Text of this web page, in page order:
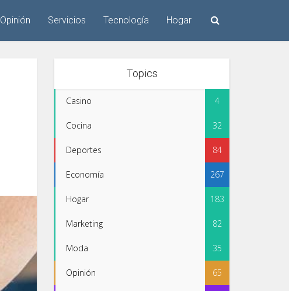
Opinión Servicios Tecnología Hogar
Topics
Casino 4
Cocina 32
Deportes 84
Economía 267
Hogar 183
Marketing 82
Moda 35
Opinión 65